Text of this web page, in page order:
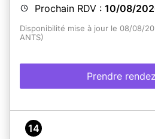
Prochain RDV : 10/08/
Disponibilité mise à jour le 08/08/
ANTS)
Prendre
14